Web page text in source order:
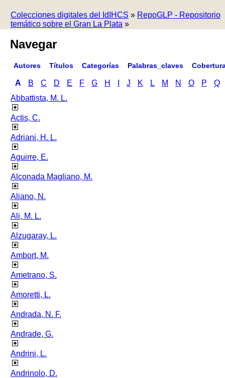
Colecciones digitales del IdIHCS » RepoGLP - Repositorio
temático sobre el Gran La Plata »
Navegar
Autores Títulos Categorías Palabras_claves
A B C D E F G H J K L M N O P
Q
Abbattista, M. L.
Actis, C.
Adriani, H. L.
Aguirre, E.
Alconada Magliano, M.
Aliano, N.
Ali, M. L.
Alzugaray, L.
Ambort, M.
Ametrano, S.
Amoretti, L.
Andrada, N. F.
Andrade, G.
Andrini, L.
Andrinolo, D.